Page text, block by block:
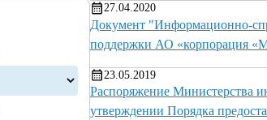
27.04.2020
Документ "Информационно-
поддержки АО «корпорация
23.05.2019
Распоряжение Министерства
утверждении Порядка